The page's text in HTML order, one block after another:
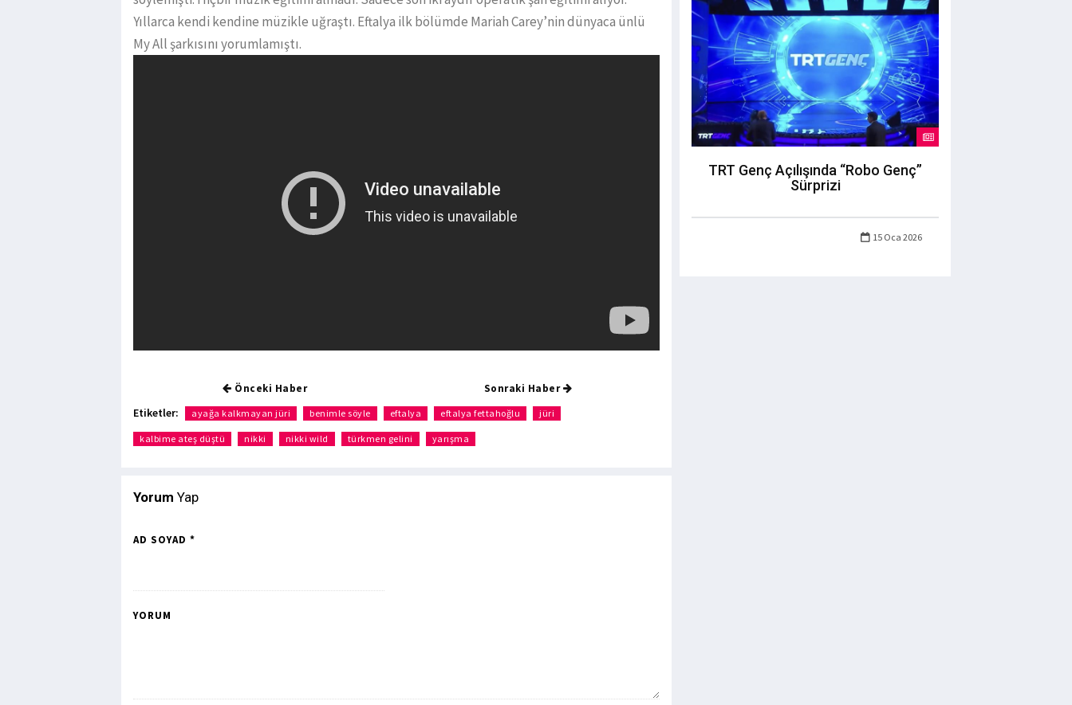
Yıllarca kendi kendine müzikle uğraştı. Eftalya ilk bölümde Mariah Carey’nin dünyaca ünlü
My All şarkısını yorumlamıştı.
Önceki Haber Sonraki Haber
Etiketler: ayağa kalkmayan jüri benimle söyle eftalya eftalya fettahoğlu jüri
kalbime ateş düştü nikki nikki wild türkmen gelini yarışma
Yorum Yap
AD SOYAD *
YORUM
TRT Genç Açılışında “Robo Genç”
Sürprizi
15 Oca 2026